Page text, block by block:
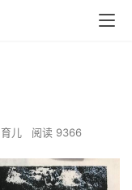
育儿 阅读 9366